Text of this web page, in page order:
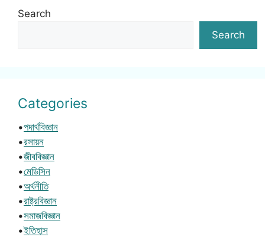
Search
Search
Categories
•পদার্থবিজ্ঞান
•রসায়ন
•জীববিজ্ঞান
•মেডিসিন
•অর্থনীতি
•রাষ্ট্রবিজ্ঞান
•সমাজবিজ্ঞান
•ইতিহাস